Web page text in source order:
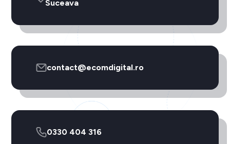
Suceava
contact@ecomdigital.ro
0330 404 316